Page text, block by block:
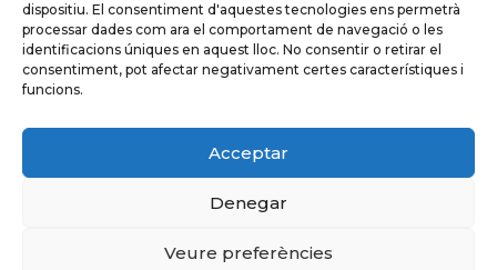
dispositiu. El consentiment d'aquestes tecnologies ens permetrà
processar dades com ara el comportament de navegació o les
identificacions úniques en aquest lloc. No consentir o retirar el
consentiment, pot afectar negativament certes característiques i
funcions.
Acceptar
Denegar
Veure preferències
SEGUEIX-NOSALES
NOSTRES XARXES SOCIALS